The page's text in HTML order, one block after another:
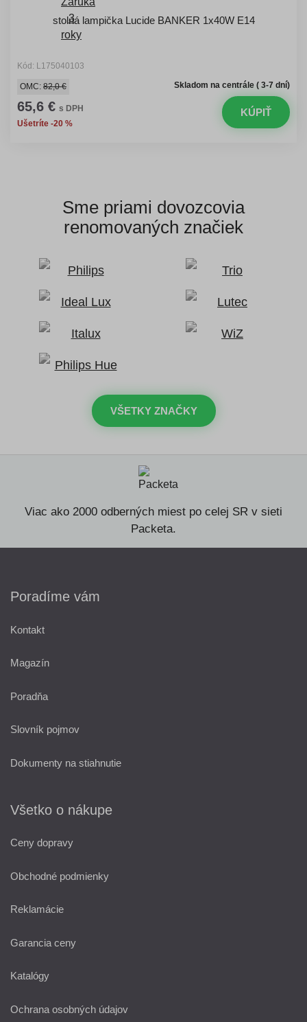
stolná lampička Lucide BANKER 1x40W E14
Kód: L175040103
Skladom na centrále ( 3-7 dní)
OMC: 82,0 €
65,6 € s DPH
Ušetríte -20 %
KÚPIŤ
Sme priami dovozcovia
renomovaných značiek
VŠETKY ZNAČKY
Viac ako 2000 odberných miest po celej SR v sieti
Packeta.
Poradíme vám
Kontakt
Magazín
Poradňa
Slovník pojmov
Dokumenty na stiahnutie
Všetko o nákupe
Ceny dopravy
Obchodné podmienky
Reklamácie
Garancia ceny
Katalógy
Ochrana osobných údajov